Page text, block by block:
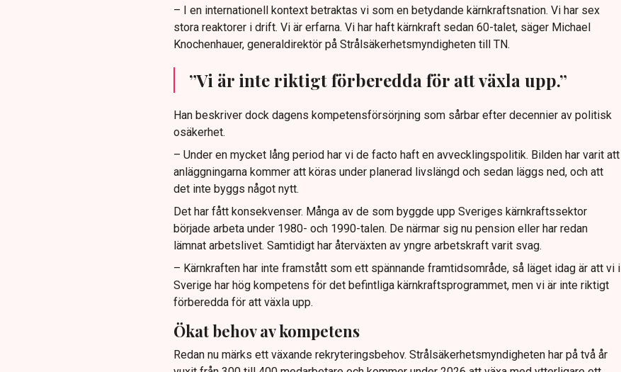
– I en internationell kontext betraktas vi som en betydande kärnkraftsnation. Vi har sex
stora reaktorer i drift. Vi är erfarna. Vi har haft kärnkraft sedan 60-talet, säger Michael
Knochenhauer, generaldirektör på Strålsäkerhetsmyndigheten till TN.
”Vi är inte riktigt förberedda för att växla upp.”
Han beskriver dock dagens kompetensförsörjning som sårbar efter decennier av politisk
osäkerhet.
– Under en mycket lång period har vi de facto haft en avvecklingspolitik. Bilden har varit att
anläggningarna kommer att köras under planerad livslängd och sedan läggs ned, och att
det inte byggs något nytt.
Det har fått konsekvenser. Många av de som byggde upp Sveriges kärnkraftssektor
började arbeta under 1980- och 1990-talen. De närmar sig nu pension eller har redan
lämnat arbetslivet. Samtidigt har återväxten av yngre arbetskraft varit svag.
– Kärnkraften har inte framstått som ett spännande framtidsområde, så läget idag är att vi i
Sverige har hög kompetens för det befintliga kärnkraftsprogrammet, men vi är inte riktigt
förberedda för att växla upp.
Ökat behov av kompetens
Redan nu märks ett växande rekryteringsbehov. Strålsäkerhetsmyndigheten har på två år